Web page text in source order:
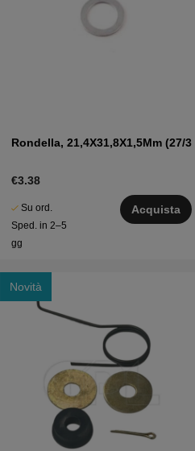
Rondella, 21,4X31,8X1,5Mm (27/3
€3.38
Su ord.
Sped. in 2–5
gg
Acquista
Novità